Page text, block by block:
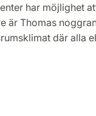
har möjlighet
är Thomas
där alla